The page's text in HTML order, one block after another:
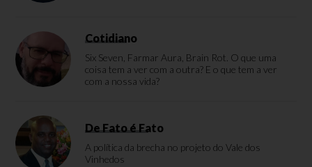
Cotidiano
Six Seven, Farmar Aura, Brain Rot. O que uma
coisa tem a ver com a outra? E o que tem a ver
com a nossa vida?
De Fato é Fato
A política da brecha no projeto do Vale dos
Vinhedos